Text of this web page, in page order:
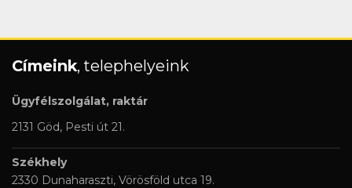
Címeink, telephelyeink
Ügyfélszolgálat, raktár
2131 Göd, Pesti út 21.
Székhely
2330 Dunaharaszti, Vörösföld utca 19.